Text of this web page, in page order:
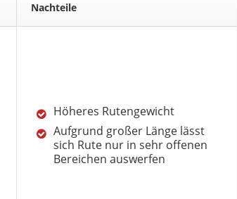
Nachteile
Höheres Rutengewicht
Aufgrund großer Länge lässt
sich Rute nur in sehr offenen
Bereichen auswerfen